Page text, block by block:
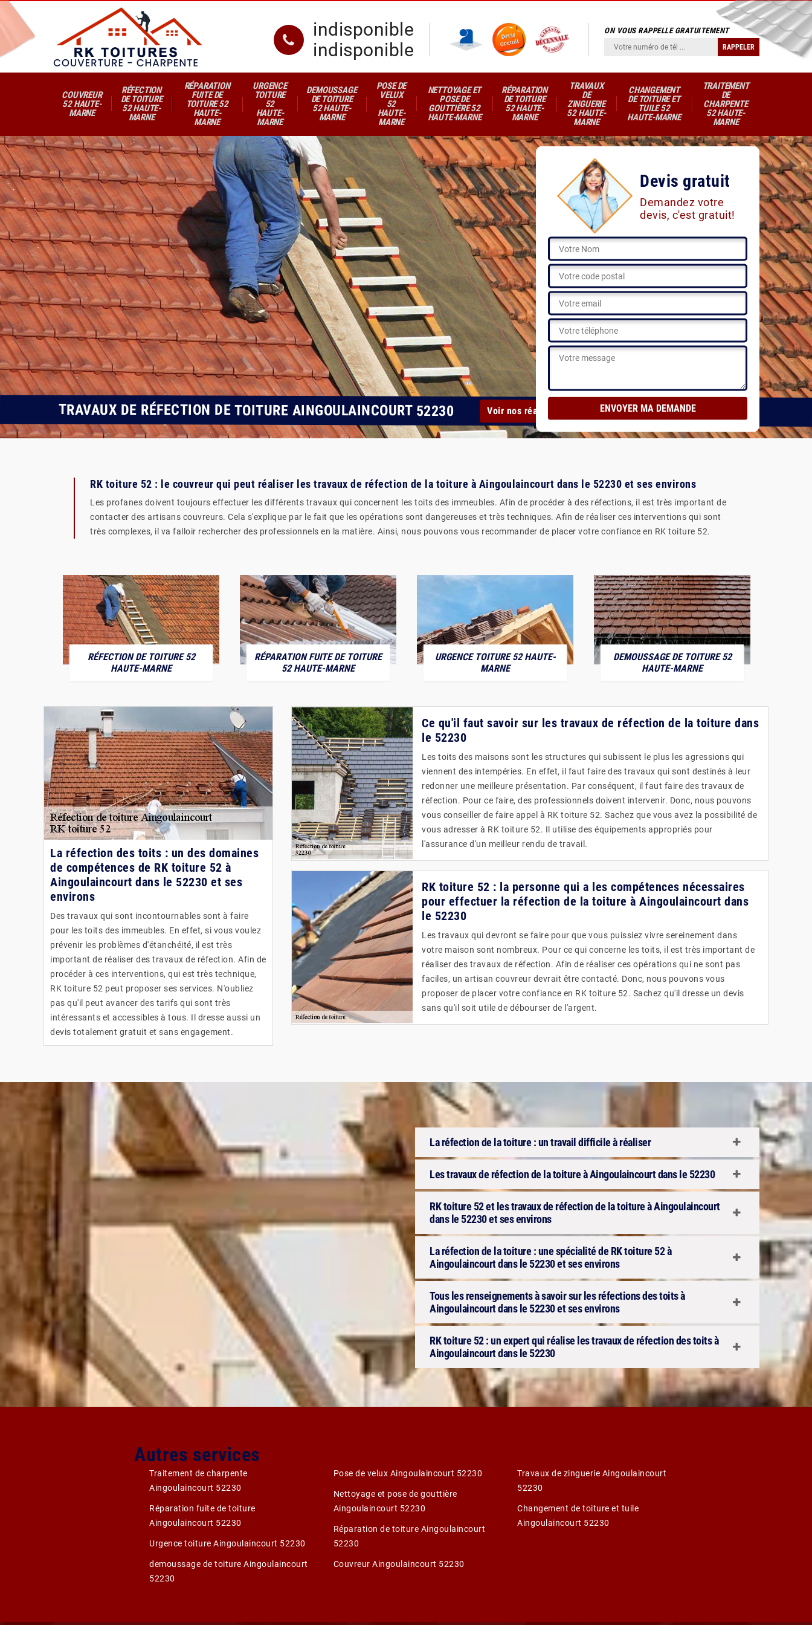
indisponible
indisponible
ON VOUS RAPPELLE GRATUITEMENT
COUVREUR
52 HAUTE-
MARNE
RÉFECTION
DE TOITURE
52 HAUTE-
MARNE
RÉPARATION
FUITE DE
TOITURE 52
HAUTE-
MARNE
URGENCE
TOITURE
52
HAUTE-
MARNE
DEMOUSSAGE
DE TOITURE
52 HAUTE-
MARNE
POSE DE
VELUX
52
HAUTE-
MARNE
NETTOYAGE ET
POSE DE
GOUTTIÈRE 52
HAUTE-MARNE
RÉPARATION
DE TOITURE
52 HAUTE-
MARNE
TRAVAUX
DE
ZINGUERIE
52 HAUTE-
MARNE
CHANGEMENT
DE TOITURE ET
TUILE 52
HAUTE-MARNE
TRAITEMENT
DE
CHARPENTE
52 HAUTE-
MARNE
Devis gratuit
Demandez votre
devis, c'est gratuit!
TRAVAUX DE RÉFECTION DE TOITURE AINGOULAINCOURT 52230 Voir nos réalisations
RK toiture 52 : le couvreur qui peut réaliser les travaux de réfection de la toiture à Aingoulaincourt dans le 52230 et ses environs
Les profanes doivent toujours effectuer les différents travaux qui concernent les toits des immeubles. Afin de procéder à des réfections, il est très important de
contacter des artisans couvreurs. Cela s'explique par le fait que les opérations sont dangereuses et très techniques. Afin de réaliser ces interventions qui sont
très complexes, il va falloir rechercher des professionnels en la matière. Ainsi, nous pouvons vous recommander de placer votre confiance en RK toiture 52.
RÉFECTION DE TOITURE 52
HAUTE-MARNE
RÉPARATION FUITE DE TOITURE
52 HAUTE-MARNE
URGENCE TOITURE 52 HAUTE-
MARNE
DEMOUSSAGE DE TOITURE 52
HAUTE-MARNE
La réfection des toits : un des domaines
de compétences de RK toiture 52 à
Aingoulaincourt dans le 52230 et ses
environs
Des travaux qui sont incontournables sont à faire
pour les toits des immeubles. En effet, si vous voulez
prévenir les problèmes d'étanchéité, il est très
important de réaliser des travaux de réfection. Afin de
procéder à ces interventions, qui est très technique,
RK toiture 52 peut proposer ses services. N'oubliez
pas qu'il peut avancer des tarifs qui sont très
intéressants et accessibles à tous. Il dresse aussi un
devis totalement gratuit et sans engagement.
Ce qu'il faut savoir sur les travaux de réfection de la toiture dans
le 52230
Les toits des maisons sont les structures qui subissent le plus les agressions qui
viennent des intempéries. En effet, il faut faire des travaux qui sont destinés à leur
redonner une meilleure présentation. Par conséquent, il faut faire des travaux de
réfection. Pour ce faire, des professionnels doivent intervenir. Donc, nous pouvons
vous conseiller de faire appel à RK toiture 52. Sachez que vous avez la possibilité de
vous adresser à RK toiture 52. Il utilise des équipements appropriés pour
l'assurance d'un meilleur rendu de travail.
RK toiture 52 : la personne qui a les compétences nécessaires
pour effectuer la réfection de la toiture à Aingoulaincourt dans
le 52230
Les travaux qui devront se faire pour que vous puissiez vivre sereinement dans
votre maison sont nombreux. Pour ce qui concerne les toits, il est très important de
réaliser des travaux de réfection. Afin de réaliser ces opérations qui ne sont pas
faciles, un artisan couvreur devrait être contacté. Donc, nous pouvons vous
proposer de placer votre confiance en RK toiture 52. Sachez qu'il dresse un devis
sans qu'il soit utile de débourser de l'argent.
La réfection de la toiture : un travail difficile à réaliser
Les travaux de réfection de la toiture à Aingoulaincourt dans le 52230
RK toiture 52 et les travaux de réfection de la toiture à Aingoulaincourt
dans le 52230 et ses environs
La réfection de la toiture : une spécialité de RK toiture 52 à
Aingoulaincourt dans le 52230 et ses environs
Tous les renseignements à savoir sur les réfections des toits à
Aingoulaincourt dans le 52230 et ses environs
RK toiture 52 : un expert qui réalise les travaux de réfection des toits à
Aingoulaincourt dans le 52230
Autres services
Traitement de charpente
Aingoulaincourt 52230
Réparation fuite de toiture
Aingoulaincourt 52230
Urgence toiture Aingoulaincourt 52230
demoussage de toiture Aingoulaincourt
52230
Pose de velux Aingoulaincourt 52230
Nettoyage et pose de gouttière
Aingoulaincourt 52230
Réparation de toiture Aingoulaincourt
52230
Couvreur Aingoulaincourt 52230
Travaux de zinguerie Aingoulaincourt
52230
Changement de toiture et tuile
Aingoulaincourt 52230